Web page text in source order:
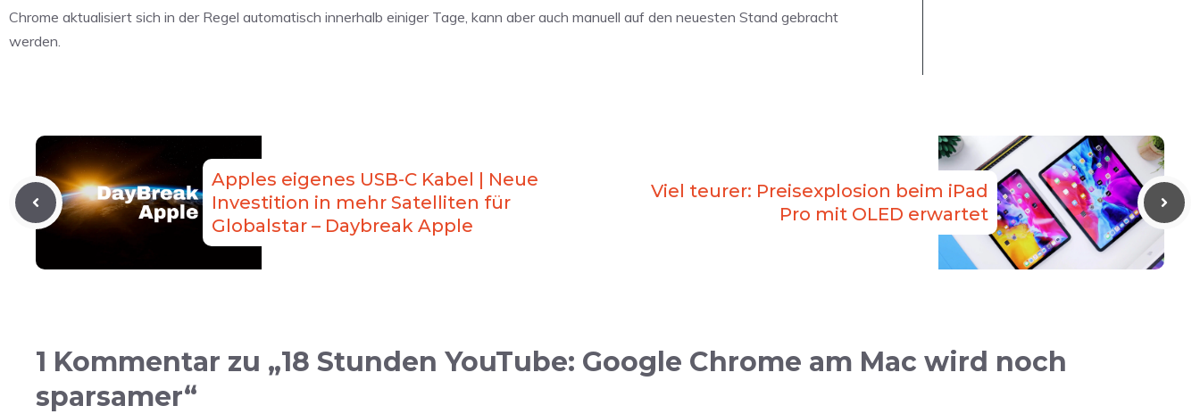
Chrome aktualisiert sich in der Regel automatisch innerhalb einiger Tage, kann aber auch manuell auf den neuesten Stand gebracht
werden.
Apples eigenes USB-C Kabel | Neue
Investition in mehr Satelliten für
Globalstar – Daybreak Apple
Viel teurer: Preisexplosion beim iPad
Pro mit OLED erwartet
1 Kommentar zu „18 Stunden YouTube: Google Chrome am Mac wird noch
sparsamer“